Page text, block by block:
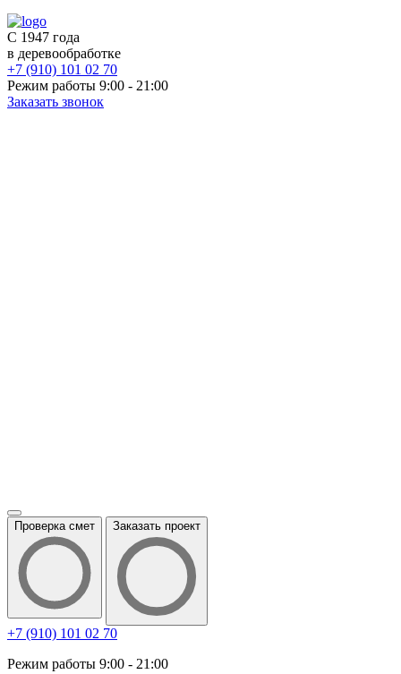
С 1947 года
в деревообработке
+7 (910) 101 02 70
Режим работы 9:00 - 21:00
Заказать звонок
Проверка смет Заказать проект
+7 (910) 101 02 70
Режим работы 9:00 - 21:00